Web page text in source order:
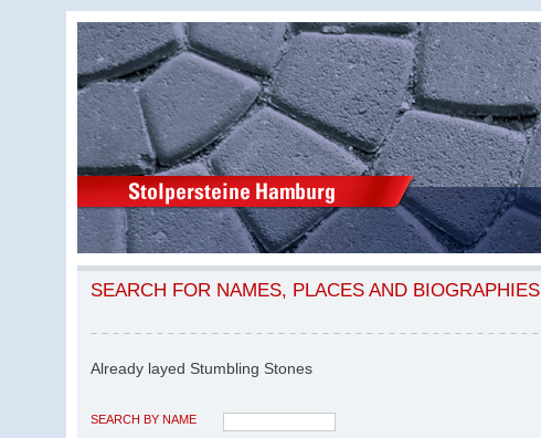
SEARCH FOR NAMES, PLACES AND BIOGRAPHIES
Already layed Stumbling Stones
SEARCH BY NAME